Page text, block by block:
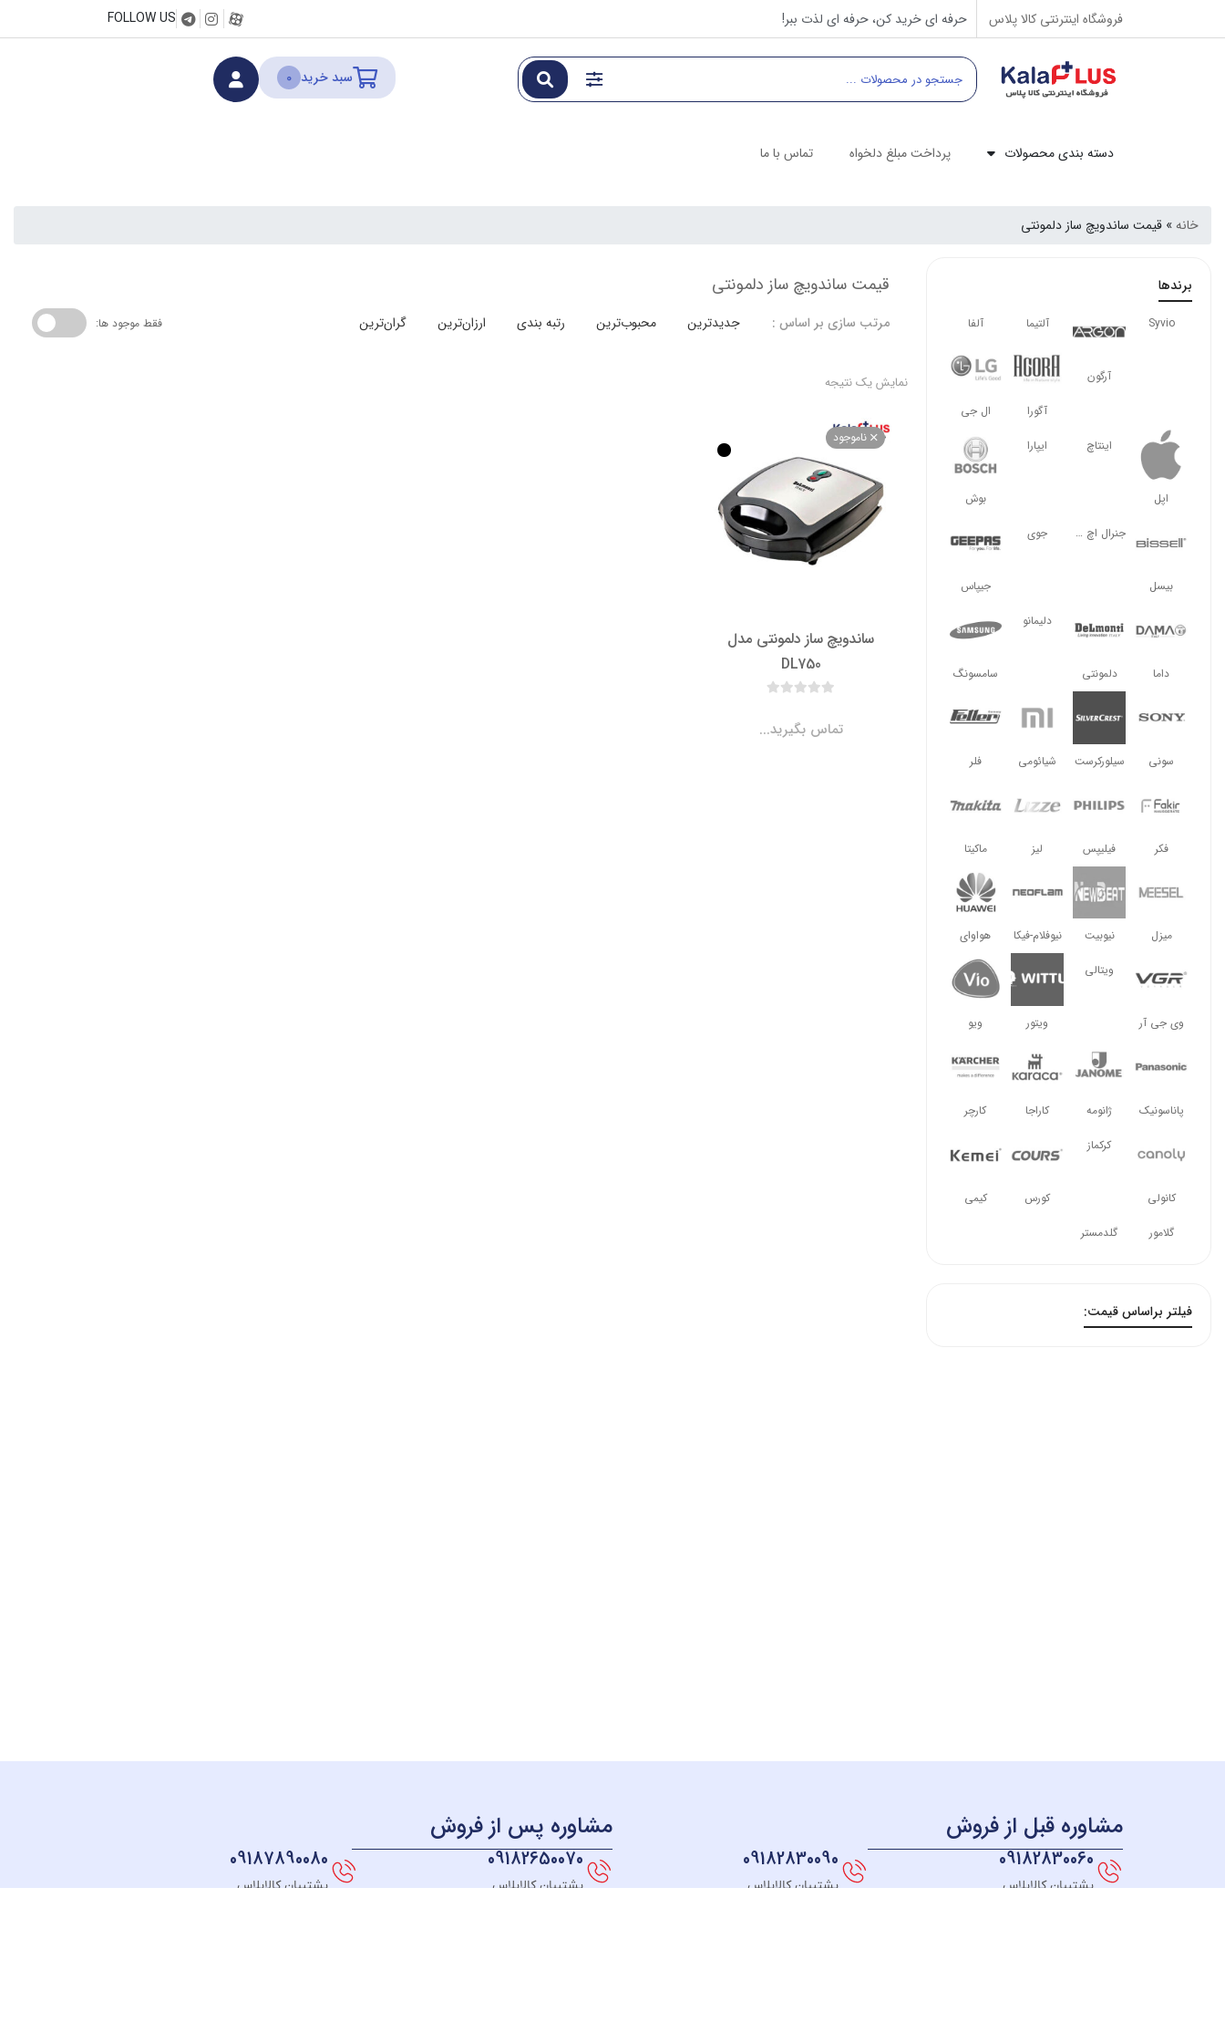
فروشگاه اینترنتی کالا پلاس حرفه ای خرید کن، حرفه ای لذت ببر! FOLLOW US
سبد خرید 0
دسته بندی محصولات پرداخت مبلغ دلخواه تماس با ما
خانه» قیمت ساندویچ ساز دلمونتی
قیمت ساندویچ ساز دلمونتی
مرتب سازی بر اساس : جدیدترین محبوب‌ترین رتبه بندی ارزان‌ترین گران‌ترین فقط موجود ها:
نمایش یک نتیجه
ناموجود
ساندویچ ساز دلمونتی مدل
DL750
تماس بگیرید...
برندها
Syvio
آرگون
آلتیما آلفا
آگورا ال جی
اپل
اینتاچ ایپارا
بوش
بیسل
جنرال اچ ال جوی
جیپاس
داما دلمونتی
دلیمانو
سامسونگ
سونی سیلورکرست شیائومی فلر
فکر فیلیپس لیز ماکیتا
میزل نیوبیت نیوفلام-فیکا هواوای
وی جی آر
ویتالی
ویتور ویو
پاناسونیک ژانومه کاراجا کارچر
کانولی
کرکماز
کورس
کیمی
گلامور
گلدمستر
فیلتر براساس قیمت:
مشاوره قبل از فروش
09182830060
پشتیبان کالاپلاس
09182830090
پشتیبان کالاپلاس
مشاوره پس از فروش
09182650070
پشتیبان کالاپلاس
09187890080
پشتیبان کالاپلاس